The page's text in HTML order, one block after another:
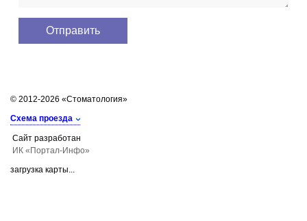
© 2012-2026 «Стоматология»
Схема проезда
Сайт разработан
ИК «Портал-Инфо»
загрузка карты...